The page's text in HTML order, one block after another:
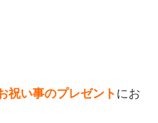
祝い事のプレゼント にお